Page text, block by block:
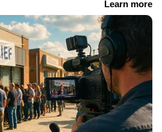
കാട്ടാക്കടയിലെ